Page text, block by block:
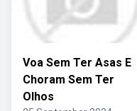
Voa Sem Ter Asas E
Choram Sem Ter
Olhos